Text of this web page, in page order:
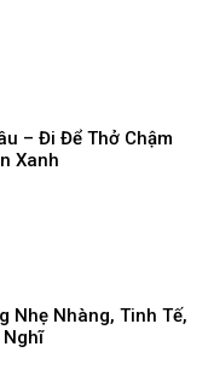
– Đi Để Thở Chậm
Xanh
Nhẹ Nhàng, Tinh Tế,
Nghĩ